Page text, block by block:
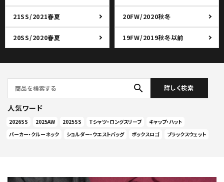
21SS/2021春夏 20FW/2020秋冬
20SS/2020春夏 19FW/2019秋冬以前
search 詳しく検索
人気ワード
2026SS 2025AW 2025SS Tシャツ・ロングスリーブ
キャップ・ハット
パーカー・クルーネック
ショルダー・ウエストバッグ ボックスロゴ ブラックスウェット